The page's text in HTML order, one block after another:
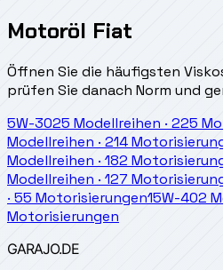
Motoröl Fiat
Öffnen Sie die häufigsten
prüfen Sie danach Norm und
5W-3025 Modellreihen · 225
Modellreihen · 214
Modellreihen · 182
Modellreihen · 127
· 55 Motorisierungen15W-402
Motorisierungen
GARAJO.DE